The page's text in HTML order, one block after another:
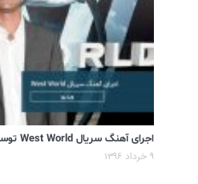
اجرای آهنگ سریال West World توسط رامین جوادی
۹ خرداد ۱۳۹۶